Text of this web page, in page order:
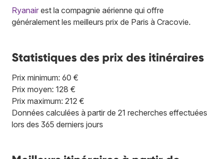
Ryanair est la compagnie aérienne qui offre
généralement les meilleurs prix de Paris à Cracovie.
Statistiques des prix des itinéraires
Prix minimum: 60 €
Prix moyen: 128 €
Prix maximum: 212 €
Données calculées à partir de 21 recherches effectuées
lors des 365 derniers jours